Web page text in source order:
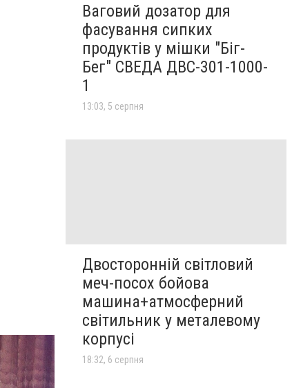
Ваговий дозатор для
фасування сипких
продуктів у мішки "Біг-
Бег" СВЕДА ДВС-301-1000-
1
13:03, 5 серпня
Двосторонній світловий
меч-посох бойова
машина+атмосферний
світильник у металевому
корпусі
18:32, 6 серпня